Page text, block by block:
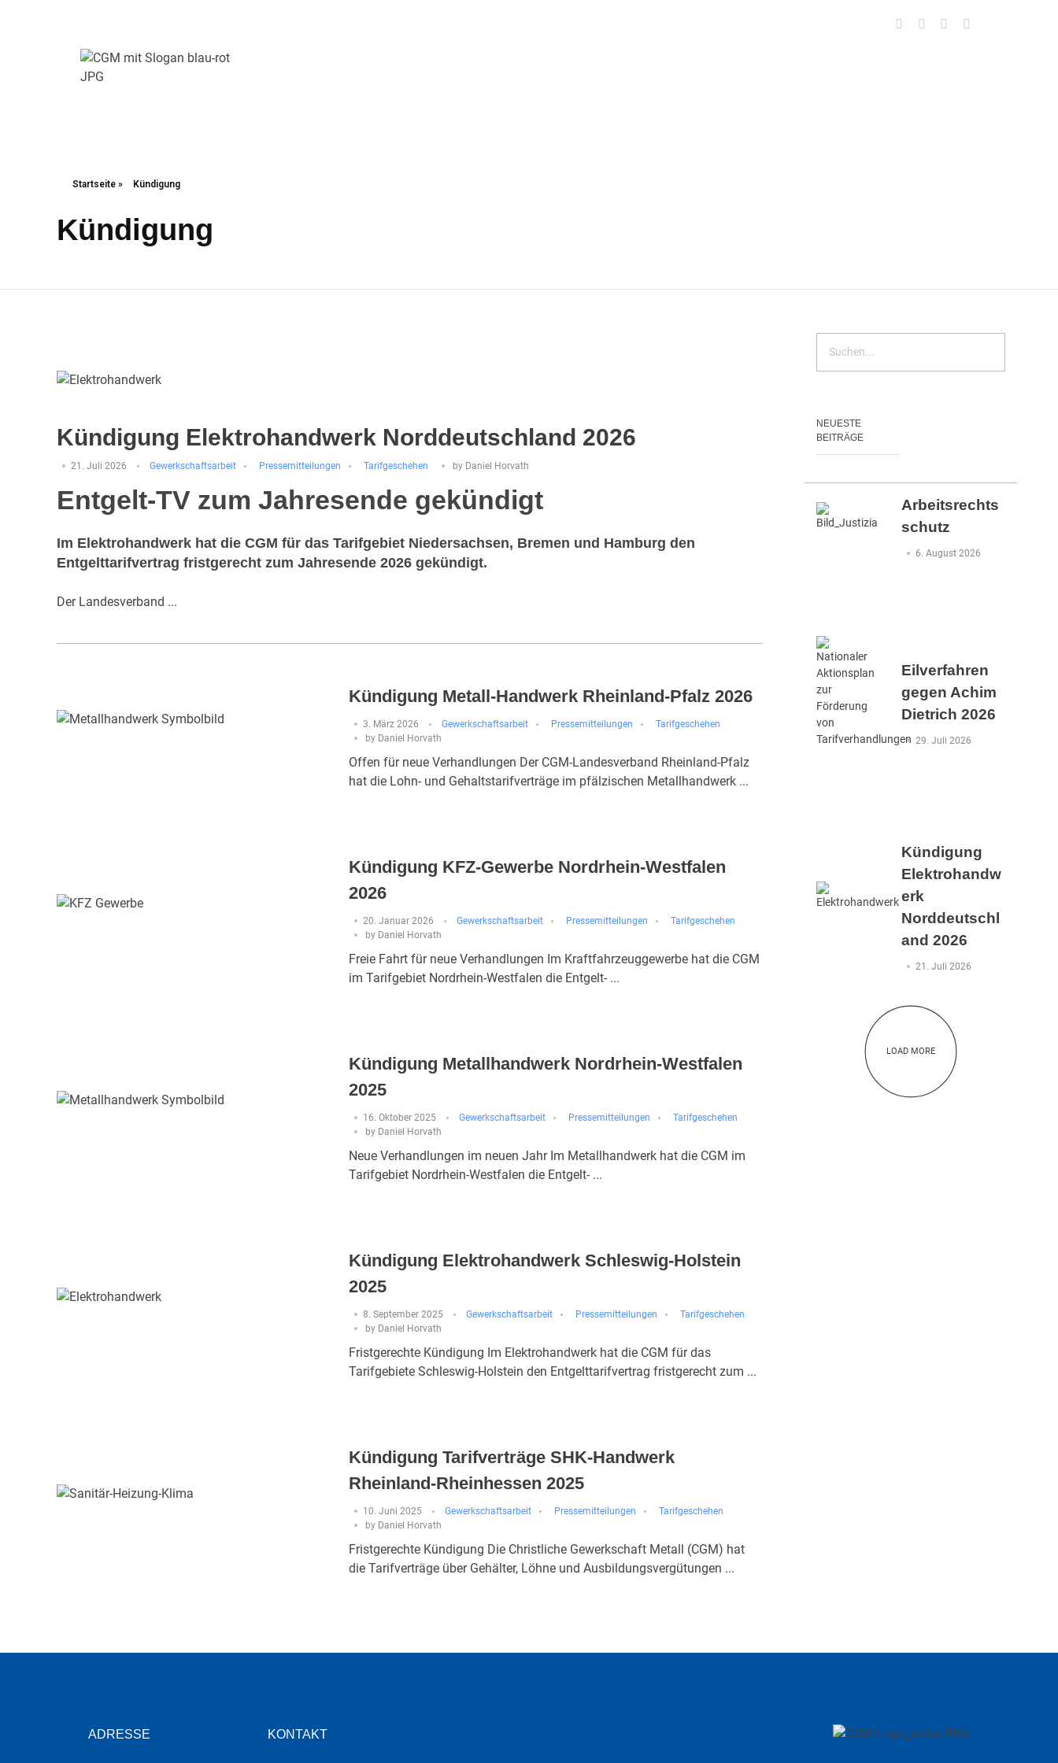
Startseite » Kündigung
Kündigung
Kündigung Elektrohandwerk Norddeutschland 2026
21. Juli 2026 Gewerkschaftsarbeit Pressemitteilungen Tarifgeschehen by Daniel Horvath
Entgelt-TV zum Jahresende gekündigt
Im Elektrohandwerk hat die CGM für das Tarifgebiet Niedersachsen, Bremen und Hamburg den
Entgelttarifvertrag fristgerecht zum Jahresende 2026 gekündigt.
Der Landesverband ...
Kündigung Metall-Handwerk Rheinland-Pfalz 2026
3. März 2026 Gewerkschaftsarbeit Pressemitteilungen
Tarifgeschehen
by Daniel Horvath
Offen für neue Verhandlungen Der CGM-Landesverband Rheinland-Pfalz
hat die Lohn- und Gehaltstarifverträge im pfälzischen Metallhandwerk ...
Kündigung KFZ-Gewerbe Nordrhein-Westfalen
2026
20. Januar 2026 Gewerkschaftsarbeit Pressemitteilungen
Tarifgeschehen
by Daniel Horvath
Freie Fahrt für neue Verhandlungen Im Kraftfahrzeuggewerbe hat die CGM
im Tarifgebiet Nordrhein-Westfalen die Entgelt- ...
Kündigung Metallhandwerk Nordrhein-Westfalen
2025
16. Oktober 2025 Gewerkschaftsarbeit Pressemitteilungen
Tarifgeschehen
by Daniel Horvath
Neue Verhandlungen im neuen Jahr Im Metallhandwerk hat die CGM im
Tarifgebiet Nordrhein-Westfalen die Entgelt- ...
Kündigung Elektrohandwerk Schleswig-Holstein
2025
8. September 2025 Gewerkschaftsarbeit Pressemitteilungen
Tarifgeschehen
by Daniel Horvath
Fristgerechte Kündigung Im Elektrohandwerk hat die CGM für das
Tarifgebiete Schleswig-Holstein den Entgelttarifvertrag fristgerecht zum ...
Kündigung Tarifverträge SHK-Handwerk
Rheinland-Rheinhessen 2025
10. Juni 2025 Gewerkschaftsarbeit Pressemitteilungen
Tarifgeschehen
by Daniel Horvath
Fristgerechte Kündigung Die Christliche Gewerkschaft Metall (CGM) hat
die Tarifverträge über Gehälter, Löhne und Ausbildungsvergütungen ...
NEUESTE
BEITRÄGE
Arbeitsrechts
schutz
6. August 2026
Eilverfahren
gegen Achim
Dietrich 2026
29. Juli 2026
Kündigung
Elektrohandw
erk
Norddeutschl
and 2026
21. Juli 2026
LOAD MORE
ADRESSE KONTAKT